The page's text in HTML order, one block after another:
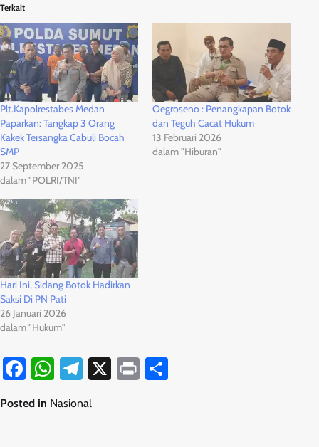
Terkait
Plt.Kapolrestabes Medan
Paparkan: Tangkap 3 Orang
Kakek Tersangka Cabuli Bocah
SMP
27 September 2025
dalam "POLRI/TNI"
Oegroseno : Penangkapan Botok
dan Teguh Cacat Hukum
13 Februari 2026
dalam "Hiburan"
Hari Ini, Sidang Botok Hadirkan
Saksi Di PN Pati
26 Januari 2026
dalam "Hukum"
Facebook
WhatsApp
Telegram
X Print
Posted in Nasional